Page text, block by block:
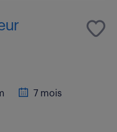
7 mois